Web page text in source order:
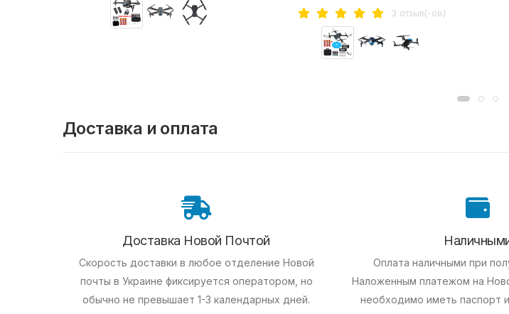
3 отзыв(-ов)
Доставка и оплата
Доставка Новой Почтой
Скорость доставки в любое отделение Новой
почты в Украине фиксируется оператором, но
обычно не превышает 1-3 календарных дней.
Оплата наличными при
Наложенным платежом на
необходимо иметь паспорт